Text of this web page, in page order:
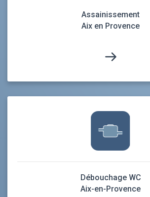
Assainissement
Aix en Provence
Débouchage WC
Aix-en-Provence